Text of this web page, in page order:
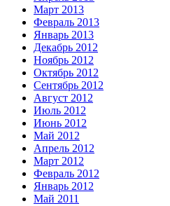
Март 2013
Февраль 2013
Январь 2013
Декабрь 2012
Ноябрь 2012
Октябрь 2012
Сентябрь 2012
Август 2012
Июль 2012
Июнь 2012
Май 2012
Апрель 2012
Март 2012
Февраль 2012
Январь 2012
Май 2011